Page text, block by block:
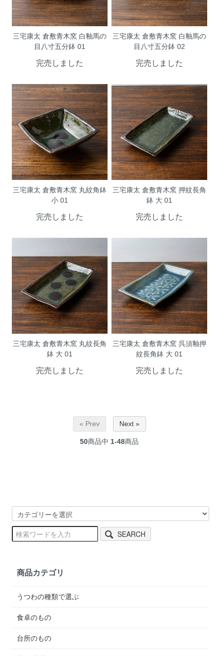
三宅康太 倉敷青木窯 白釉馬の
目八寸五分鉢 01
完売しました
三宅康太 倉敷青木窯 白釉馬の
目八寸五分鉢 02
完売しました
三宅康太 倉敷青木窯 丸紋角鉢
小 01
完売しました
三宅康太 倉敷青木窯 押紋長角
鉢 大 01
完売しました
三宅康太 倉敷青木窯 丸紋長角
鉢 大 01
完売しました
三宅康太 倉敷青木窯 呉須釉押
紋長角鉢 大 01
完売しました
« Prev Next »
50商品中 1-48商品
SEARCH
商品カテゴリ
うつわの種類で選ぶ
食卓のもの
台所のもの